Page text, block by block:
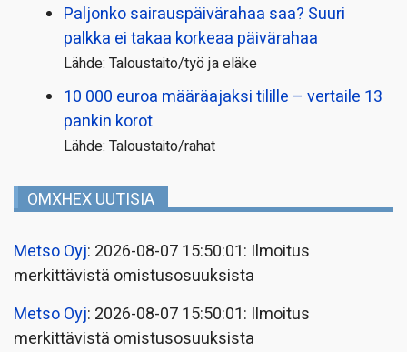
Paljonko sairauspäivä­rahaa saa? Suuri
palkka ei takaa korkeaa päivärahaa
Lähde: Taloustaito/työ ja eläke
10 000 euroa määräajaksi tilille – vertaile 13
pankin korot
Lähde: Taloustaito/rahat
OMXHEX UUTISIA
Metso Oyj: 2026-08-07 15:50:01: Ilmoitus
merkittävistä omistusosuuksista
Metso Oyj: 2026-08-07 15:50:01: Ilmoitus
merkittävistä omistusosuuksista